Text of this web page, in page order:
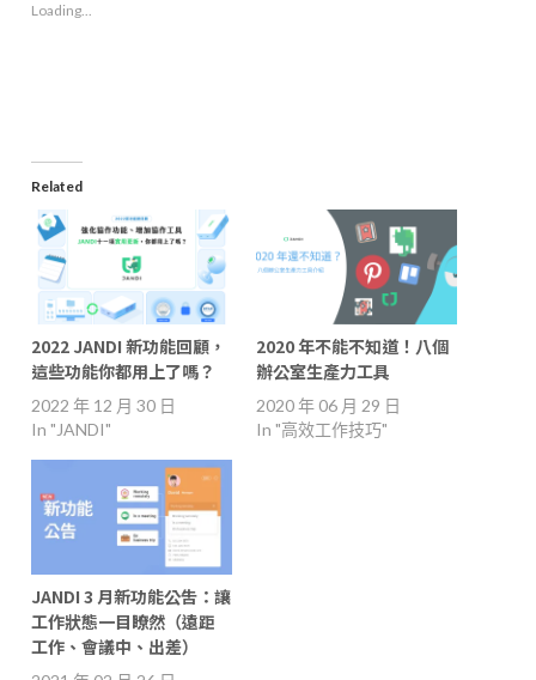
window)
Loading...
Related
2022 JANDI 新功能回顧，
這些功能你都用上了嗎？
2022 年 12 月 30 日
In "JANDI"
2020 年不能不知道！八個
辦公室生產力工具
2020 年 06 月 29 日
In "高效工作技巧"
JANDI 3 月新功能公吿：讓
工作狀態一目瞭然（遠距
工作、會議中、出差）